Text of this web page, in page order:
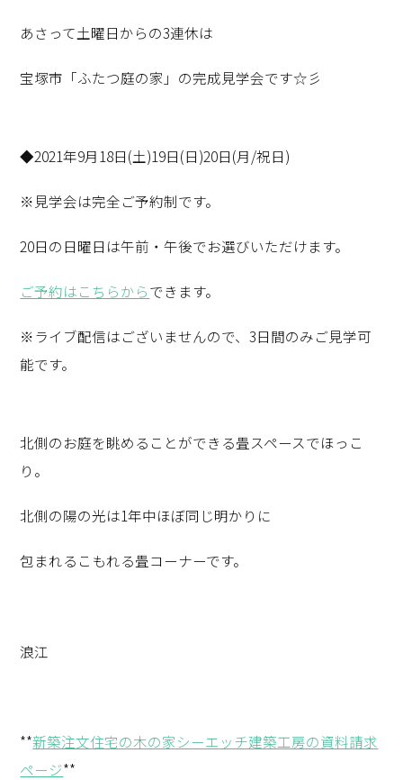
あさって土曜日からの3連休は
宝塚市「ふたつ庭の家」の完成見学会です☆彡
◆2021年9月18日(土)19日(日)20日(月/祝日)
※見学会は完全ご予約制です。
20日の日曜日は午前・午後でお選びいただけます。
ご予約はこちらからできます。
※ライブ配信はございませんので、3日間のみご見学可
能です。
北側のお庭を眺めることができる畳スペースでほっこ
り。
北側の陽の光は1年中ほぼ同じ明かりに
包まれるこもれる畳コーナーです。
浪江
**新築注文住宅の木の家シーエッチ建築工房の資料請求
ページ**